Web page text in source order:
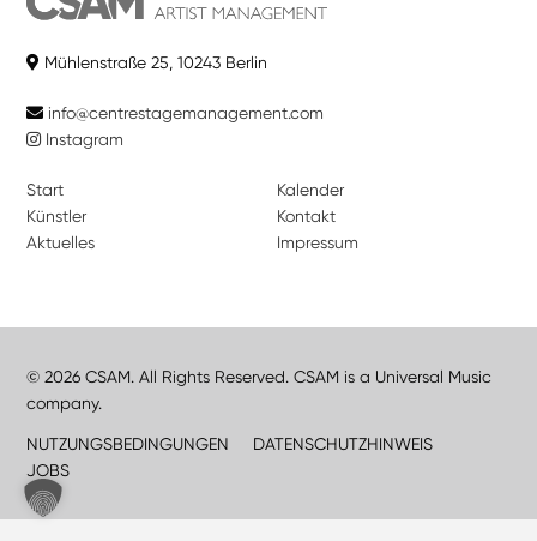
Mühlenstraße 25, 10243 Berlin
info@centrestagemanagement.com
Instagram
Start
Künstler
Aktuelles
Kalender
Kontakt
Impressum
© 2026 CSAM. All Rights Reserved. CSAM is a Universal Music
company.
NUTZUNGSBEDINGUNGEN
DATENSCHUTZHINWEIS
JOBS